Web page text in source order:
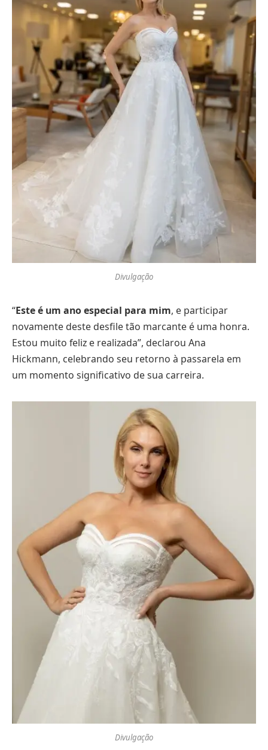
Divulgação
“Este é um ano especial para mim, e participar
novamente deste desfile tão marcante é uma honra.
Estou muito feliz e realizada”, declarou Ana
Hickmann, celebrando seu retorno à passarela em
um momento significativo de sua carreira.
Divulgação